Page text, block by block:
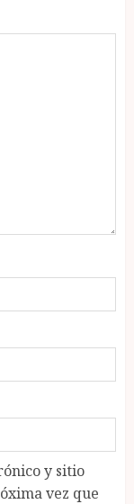
y sitio
vez que